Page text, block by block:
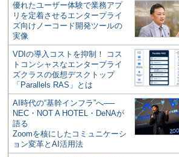
優れたユーザー体験で業務アプ
リを定着させるエンタープライ
ズ向けノーコード開発ツールの
実像
VDIの導入コストを抑制！ コス
トコンシャスなエンタープライ
ズクラスの仮想デスクトップ
「Parallels RAS」とは
AI時代の“基幹インフラ”へ──
NEC・NOT A HOTEL・DeNAが
語る
Zoomを核にしたコミュニケーシ
ョン変革とAI活用法